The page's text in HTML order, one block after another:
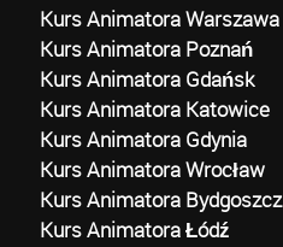
Kurs Animatora Warszawa
Kurs Animatora Poznań
Kurs Animatora Gdańsk
Kurs Animatora Katowice
Kurs Animatora Gdynia
Kurs Animatora Wrocław
Kurs Animatora Bydgoszcz
Kurs Animatora Łódź